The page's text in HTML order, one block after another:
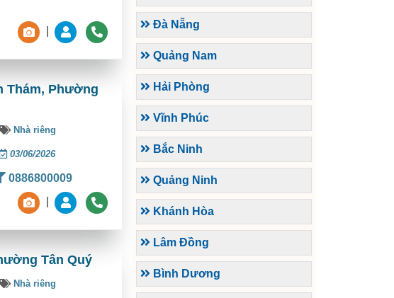
Thám, Phường
Nhà riêng
03/06/2026
0886800009
Tân Quý
Nhà riêng
Đà Nẵng
Quảng Nam
Hải Phòng
Vĩnh Phúc
Bắc Ninh
Quảng Ninh
Khánh Hòa
Lâm Đồng
Bình Dương